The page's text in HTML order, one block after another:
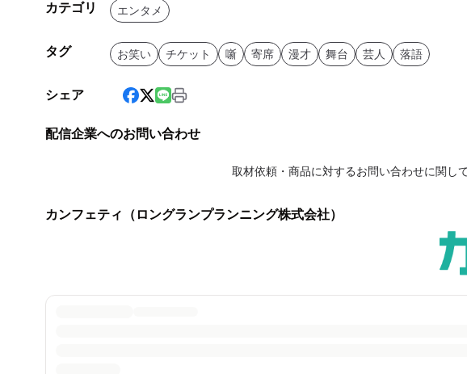
カテゴリ エンタメ
タグ お笑い チケット 噺 寄席 漫才 舞台 芸人 落語
シェア
配信企業へのお問い合わせ
取材依頼・商品に対するお問い合わせに関し
カンフェティ（ロングランプランニング株式会社）